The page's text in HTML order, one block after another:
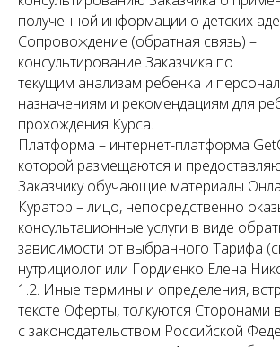
полученной информации о детских
Сопровождение (обратная связь) –
консультирование Заказчика по
текущим анализам ребенка и
назначениям и рекомендациям для
прохождения Курса.
Платформа – интернет-платформа
которой размещаются и
Заказчику обучающие материалы
Куратор – лицо, непосредственно
консультационные услуги в виде
зависимости от выбранного Тарифа
нутрициолог или Гордиенко Елена
1.2. Иные термины и определения,
тексте Оферты, толкуются Сторонами
с законодательством Российской